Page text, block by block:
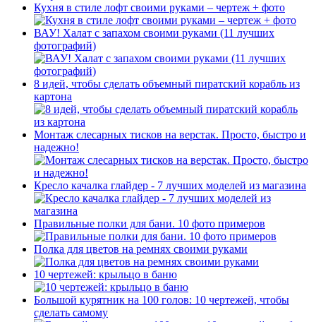
Кухня в стиле лофт своими руками – чертеж + фото
ВАУ! Халат с запахом своими руками (11 лучших
фотографий)
8 идей, чтобы сделать объемный пиратский корабль из
картона
Монтаж слесарных тисков на верстак. Просто, быстро и
надежно!
Кресло качалка глайдер - 7 лучших моделей из магазина
Правильные полки для бани. 10 фото примеров
Полка для цветов на ремнях своими руками
10 чертежей: крыльцо в баню
Большой курятник на 100 голов: 10 чертежей, чтобы
сделать самому